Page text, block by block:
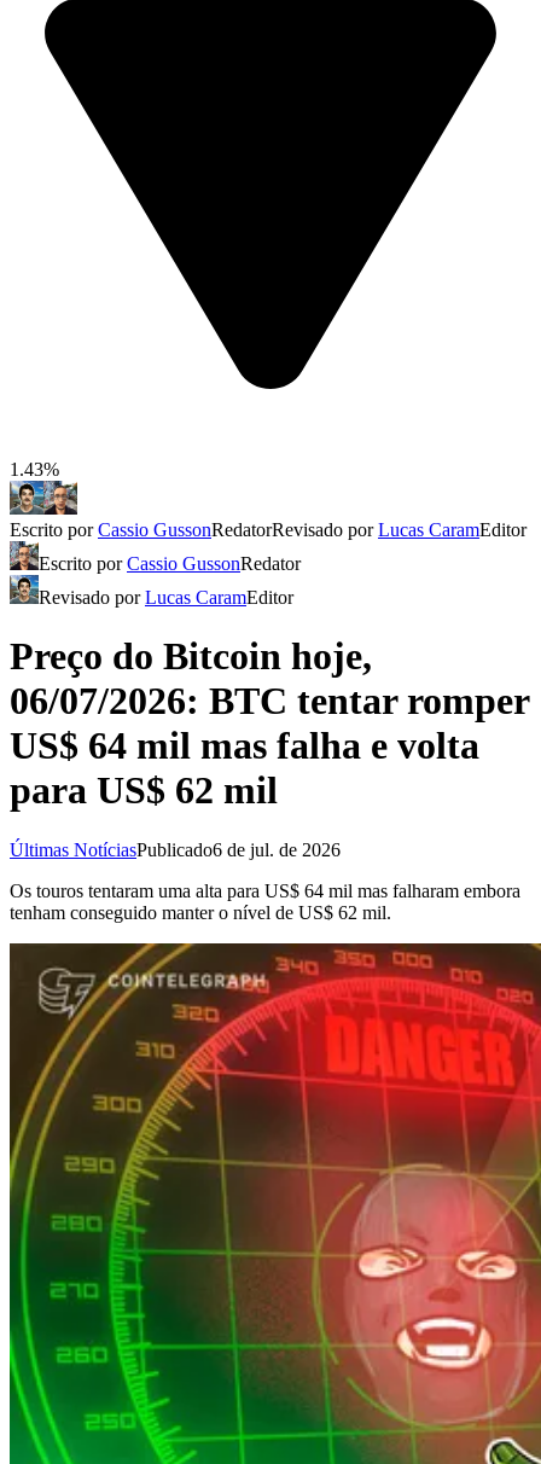
1.43%
Escrito porCassio GussonRedatorRevisado porLucas CaramEditor
Escrito porCassio GussonRedator
Revisado porLucas CaramEditor
Preço do Bitcoin hoje,
06/07/2026: BTC tentar romper
US$ 64 mil mas falha e volta
para US$ 62 mil
Últimas NotíciasPublicado6 de jul. de 2026
Os touros tentaram uma alta para US$ 64 mil mas falharam embora
tenham conseguido manter o nível de US$ 62 mil.